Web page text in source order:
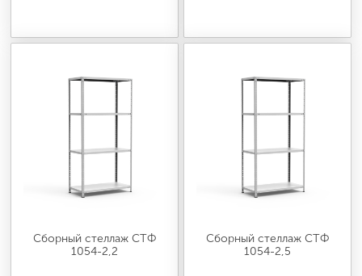
Сборный стеллаж СТФ
1054-2,2
Сборный стеллаж СТФ
1054-2,5